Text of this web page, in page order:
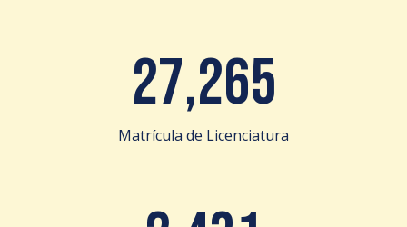
27,265
Matrícula de Licenciatura